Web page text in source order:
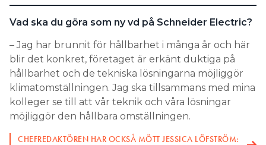
Vad ska du göra som ny vd på Schneider Electric?
– Jag har brunnit för hållbarhet i många år och här
blir det konkret, företaget är erkänt duktiga på
hållbarhet och de tekniska lösningarna möjliggör
klimatomställningen. Jag ska tillsammans med mina
kolleger se till att vår teknik och våra lösningar
möjliggör den hållbara omställningen.
CHEFREDAKTÖREN HAR OCKSÅ MÖTT JESSICA LÖFSTRÖM: